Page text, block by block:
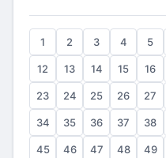
1 2 3 4 5
12 13 14 15 16
23 24 25 26 27
34 35 36 37 38
45 46 47 48 49